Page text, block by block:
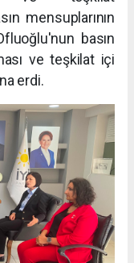
mensuplarının
basın
ve teşkilat içi
erdi.